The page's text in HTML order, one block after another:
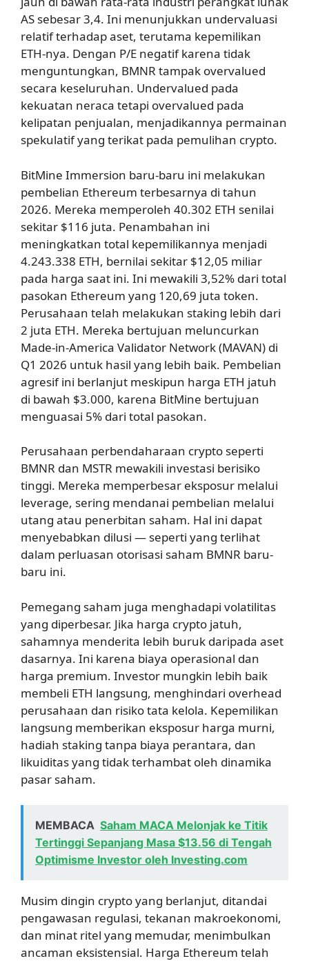
AS sebesar 3,4. Ini menunjukkan undervaluasi
relatif terhadap aset, terutama kepemilikan
ETH-nya. Dengan P/E negatif karena tidak
menguntungkan, BMNR tampak overvalued
secara keseluruhan. Undervalued pada
kekuatan neraca tetapi overvalued pada
kelipatan penjualan, menjadikannya permainan
spekulatif yang terikat pada pemulihan crypto.
BitMine Immersion baru-baru ini melakukan
pembelian Ethereum terbesarnya di tahun
2026. Mereka memperoleh 40.302 ETH senilai
sekitar $116 juta. Penambahan ini
meningkatkan total kepemilikannya menjadi
4.243.338 ETH, bernilai sekitar $12,05 miliar
pada harga saat ini. Ini mewakili 3,52% dari total
pasokan Ethereum yang 120,69 juta token.
Perusahaan telah melakukan staking lebih dari
2 juta ETH. Mereka bertujuan meluncurkan
Made-in-America Validator Network (MAVAN) di
Q1 2026 untuk hasil yang lebih baik. Pembelian
agresif ini berlanjut meskipun harga ETH jatuh
di bawah $3.000, karena BitMine bertujuan
menguasai 5% dari total pasokan.
Perusahaan perbendaharaan crypto seperti
BMNR dan MSTR mewakili investasi berisiko
tinggi. Mereka memperbesar eksposur melalui
leverage, sering mendanai pembelian melalui
utang atau penerbitan saham. Hal ini dapat
menyebabkan dilusi — seperti yang terlihat
dalam perluasan otorisasi saham BMNR baru-
baru ini.
Pemegang saham juga menghadapi volatilitas
yang diperbesar. Jika harga crypto jatuh,
sahamnya menderita lebih buruk daripada aset
dasarnya. Ini karena biaya operasional dan
harga premium. Investor mungkin lebih baik
membeli ETH langsung, menghindari overhead
perusahaan dan risiko tata kelola. Kepemilikan
langsung memberikan eksposur harga murni,
hadiah staking tanpa biaya perantara, dan
likuiditas yang tidak terhambat oleh dinamika
pasar saham.
MEMBACA Saham MACA Melonjak ke Titik
Tertinggi Sepanjang Masa $13.56 di Tengah
Optimisme Investor oleh Investing.com
Musim dingin crypto yang berlanjut, ditandai
pengawasan regulasi, tekanan makroekonomi,
dan minat ritel yang memudar, menimbulkan
ancaman eksistensial. Harga Ethereum telah